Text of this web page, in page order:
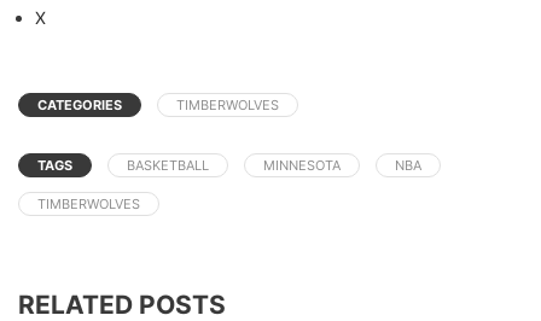
X
CATEGORIES TIMBERWOLVES
TAGS BASKETBALL MINNESOTA NBA
TIMBERWOLVES
RELATED POSTS